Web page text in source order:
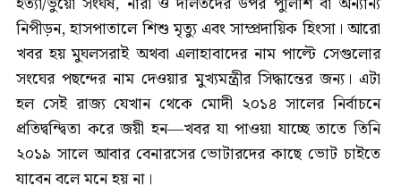
নিপীড়ন, হাসপাতালে শিশু মৃত্যু এবং সাম্প্রদায়িক হিংসা। আরো
খবর হয় মুঘলসরাই অথবা এলাহাবাদের নাম পাল্টে সেগুলোর
সংঘের পছন্দের নাম দেওয়ার মুখ্যমন্ত্রীর সিদ্ধান্তের জন্য। এটা
হল সেই রাজ্য যেখান থেকে মোদী ২০১৪ সালের নির্বাচনে
প্রতিদ্বন্দ্বিতা করে জয়ী হন—খবর যা পাওয়া যাচ্ছে তাতে তিনি
২০১৯ সালে আবার বেনারসের ভোটারদের কাছে ভোট চাইতে
যাবেন বলে মনে হয় না।